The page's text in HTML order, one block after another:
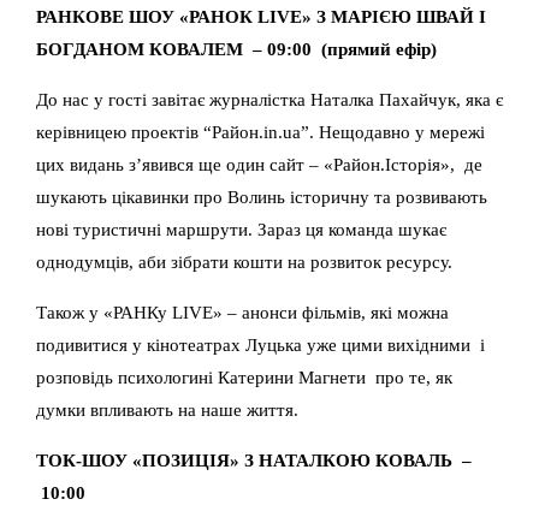
РАНКОВЕ ШОУ «РАНОК LIVE» З МАРІЄЮ ШВАЙ І
БОГДАНОМ КОВАЛЕМ – 09:00 (прямий ефір)
До нас у гості завітає журналістка Наталка Пахайчук, яка є
керівницею проектів “Район.in.ua”. Нещодавно у мережі
цих видань з’явився ще один сайт – «Район.Історія», де
шукають цікавинки про Волинь історичну та розвивають
нові туристичні маршрути. Зараз ця команда шукає
однодумців, аби зібрати кошти на розвиток ресурсу.
Також у «РАНКу LIVE» – анонси фільмів, які можна
подивитися у кінотеатрах Луцька уже цими вихідними і
розповідь психологині Катерини Магнети про те, як
думки впливають на наше життя.
ТОК-ШОУ «ПОЗИЦІЯ» З НАТАЛКОЮ КОВАЛЬ –
10:00